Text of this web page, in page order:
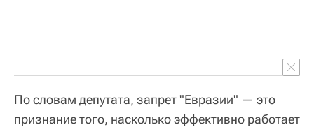
По словам депутата, запрет "Евразии" — это
признание того, насколько эффективно работает